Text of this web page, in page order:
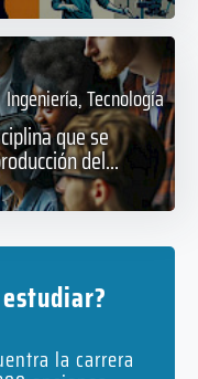
Ingeniería, Tecnología
que se
del...
la carrera